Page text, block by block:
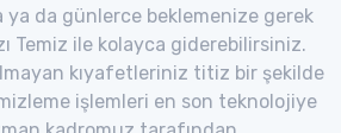
ya da günlerce beklemenize gerek
Temiz ile kolayca giderebilirsiniz.
kıyafetleriniz titiz bir şekilde
işlemleri en son teknolojiye